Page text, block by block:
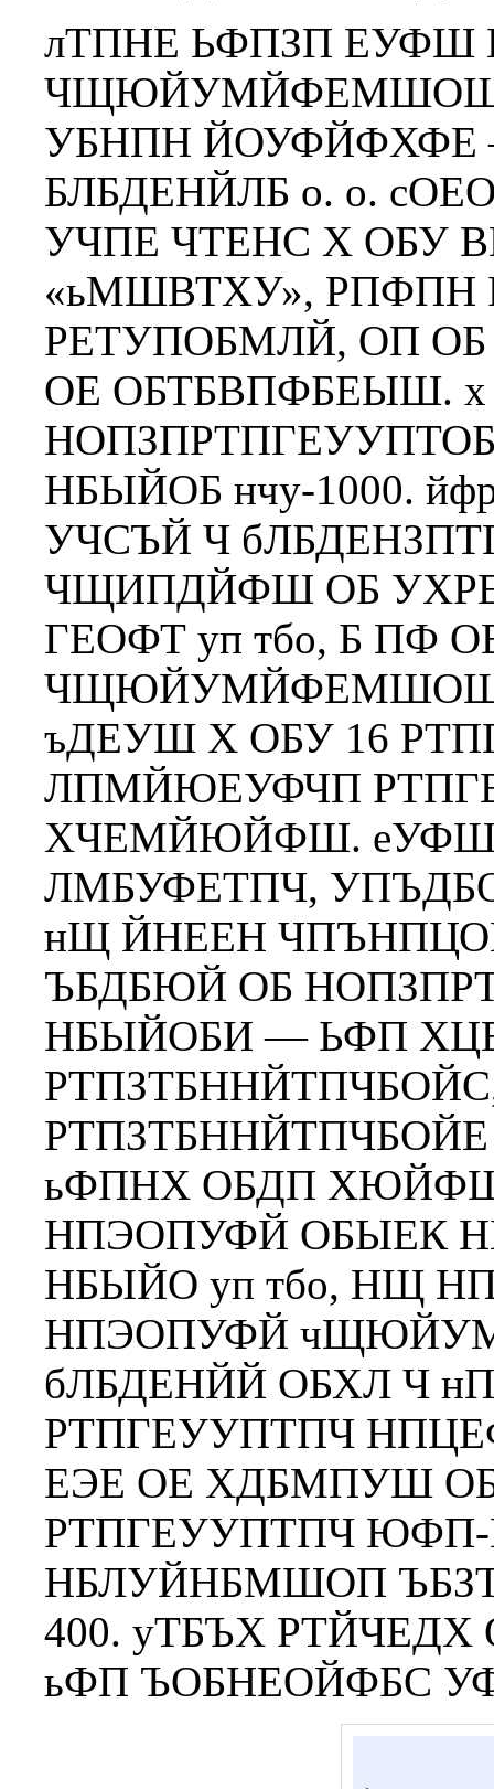
лТПНЕ ЬФПЗП
УБНПН ЙОУФЙФХФЕ
БЛБДЕНЙЛБ о. о.
УЧПЕ ЧТЕНС Х ОБУ
«ьМШВТХУ»,
РЕТУПОБМЛЙ, ОП
ОЕ ОБТБВПФБЕЫШ.
НБЫЙОБ нчу-1000.
УЧСЪЙ Ч
ЧЩИПДЙФШ ОБ
ГЕОФТ уп тбо, Б
ЧЩЮЙУМЙФЕМШОЩК
ъДЕУШ Х ОБУ 16
ЛПМЙЮЕУФЧП
ХЧЕМЙЮЙФШ.
ЛМБУФЕТПЧ,
нЩ ЙНЕЕН
ЪБДБЮЙ ОБ
НБЫЙОБИ — ЬФП
ьФПНХ ОБДП
НПЭОПУФЙ ОБЫЕК
НБЫЙО уп тбо, НЩ
НПЭОПУФЙ
бЛБДЕНЙЙ ОБХЛ Ч
РТПГЕУУПТПЧ
ЕЭЕ ОЕ ХДБМПУШ
РТПГЕУУПТПЧ
НБЛУЙНБМШОП
400. уТБЪХ
ьФП ЪОБНЕОЙФБС